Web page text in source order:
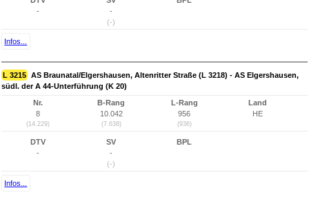
-
-
(-)
Infos...
L 3215 AS Braunatal/Elgershausen, Altenritter Straße (L 3218) - AS Elgershausen,
südl. der A 44-Unterführung (K 20)
Nr.
8
(14.229)
B-Rang
10.042
(7.638)
L-Rang
956
(936)
Land
HE
DTV
-
SV
-
(-)
BPL
Infos...